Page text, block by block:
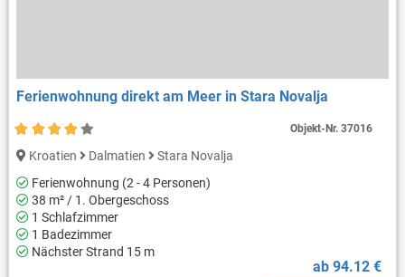
Ferienwohnung direkt am Meer in Stara Novalja
Kroatien Dalmatien
Stara Novalja
Ferienwohnung (2 - 4 Personen)
38 m² / 1. Obergeschoss
1 Schlafzimmer
1 Badezimmer
Nächster Strand 15 m
ab 94.12 €
Objekt-Nr.37016